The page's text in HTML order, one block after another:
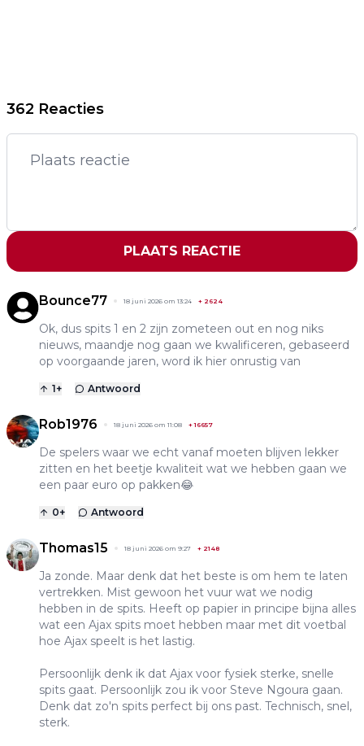
362 Reacties
PLAATS REACTIE
Bounce77 18 juni 2026 om 13:24 + 2624
Ok, dus spits 1 en 2 zijn zometeen out en nog niks
nieuws, maandje nog gaan we kwalificeren, gebaseerd
op voorgaande jaren, word ik hier onrustig van
1+ Antwoord
Rob1976 18 juni 2026 om 11:08 +16657
De spelers waar we echt vanaf moeten blijven lekker
zitten en het beetje kwaliteit wat we hebben gaan we
een paar euro op pakken😂
0+ Antwoord
Thomas15 18 juni 2026 om 9:27 + 2148
Ja zonde. Maar denk dat het beste is om hem te laten
vertrekken. Mist gewoon het vuur wat we nodig
hebben in de spits. Heeft op papier in principe bijna alles
wat een Ajax spits moet hebben maar met dit voetbal
hoe Ajax speelt is het lastig.
Persoonlijk denk ik dat Ajax voor fysiek sterke, snelle
spits gaat. Persoonlijk zou ik voor Steve Ngoura gaan.
Denk dat zo'n spits perfect bij ons past. Technisch, snel,
sterk.